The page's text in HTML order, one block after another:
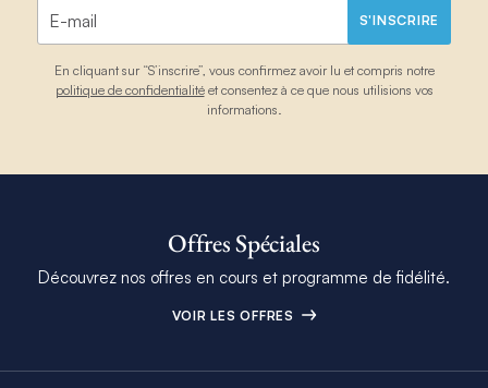
S'INSCRIRE
En cliquant sur “S’inscrire”, vous confirmez avoir lu et compris notre
politique de confidentialitéet consentez à ce que nous utilisions vos
informations.
Offres Spéciales
Découvrez nos offres en cours et programme de fidélité.
VOIR LES OFFRES